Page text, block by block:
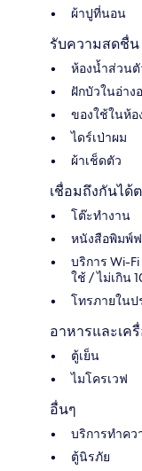
ผ้าปูที่นอน
รับความสดชื่น
ห้องน้ำส่วนตั
ฝักบัวในอ่าง
ของใช้ในห้อ
ไดร์เป่าผม
ผ้าเช็ดตัว
เชื่อมถึงกันได้
โต๊ะทำงาน
หนังสือพิมพ์
บริการ Wi-
ใช้ / ไม่เกิน
โทรภายในป
อาหารและเค
ตู้เย็น
ไมโครเวฟ
อื่นๆ
บริการทำคว
ตู้นิรภัย